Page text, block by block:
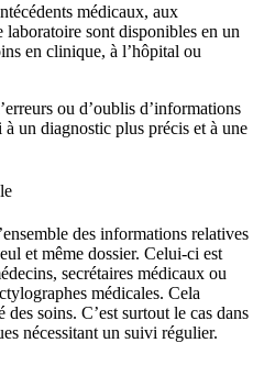
médicaux, aux
laboratoire sont disponibles en un
en clinique, à l’hôpital ou
ou d’oublis d’informations
un diagnostic plus précis et à une
des informations relatives
et même dossier. Celui-ci est
secrétaires médicaux ou
médicales. Cela
soins. C’est surtout le cas dans
nécessitant un suivi régulier.